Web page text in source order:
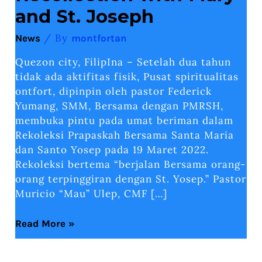
and St. Joseph
News / By montfortan
Quezon city, FilipIna – Setelah dua tahun
tidak ada aktifitas fisik, Pusat spiritualitas
ontfort, dipinpin oleh pastor Federick
Yumang, SMM, Bersama dengan PMRSH,
membuka pintu pada umat beriman dalam
Rekoleksi Prapaskah Bersama Santa Maria
dan Santo Yosep pada 19 Maret 2022.
Rekoleksi bertema “berjalan Bersama orang-
orang terpinggiran dengan St. Yosep.” Pastor
Muricio “Mau” Ulep, CMF […]
Recollection
with
Mary
and
St.
Read More »